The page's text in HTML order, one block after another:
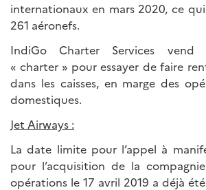
internationaux en mars 2020, ce
261 aéronefs.
IndiGo Charter Services vend
« charter » pour essayer de faire
dans les caisses, en marge des
domestiques.
Jet Airways :
La date limite pour l’appel à
pour l’acquisition de la
opérations le 17 avril 2019 a déjà